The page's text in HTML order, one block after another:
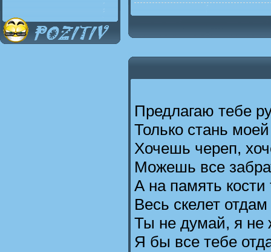
Предлагаю тебе
Только стань
Хочешь череп,
Можешь все
А на память кости
Весь скелет отдам
Ты не думай, я не
Я бы все тебе